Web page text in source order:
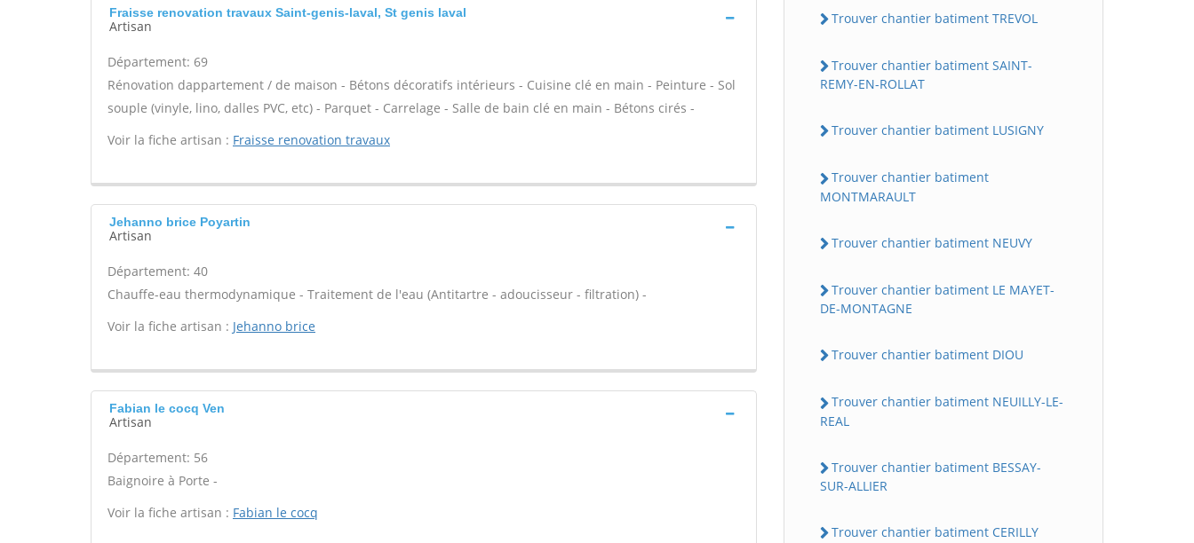
Fraisse renovation travaux Saint-genis-laval, St genis laval
Artisan
Département: 69
Rénovation dappartement / de maison - Bétons décoratifs intérieurs - Cuisine clé en main - Peinture - Sol
souple (vinyle, lino, dalles PVC, etc) - Parquet - Carrelage - Salle de bain clé en main - Bétons cirés -
Voir la fiche artisan : Fraisse renovation travaux
Jehanno brice Poyartin
Artisan
Département: 40
Chauffe-eau thermodynamique - Traitement de l'eau (Antitartre - adoucisseur - filtration) -
Voir la fiche artisan : Jehanno brice
Fabian le cocq Ven
Artisan
Département: 56
Baignoire à Porte -
Voir la fiche artisan : Fabian le cocq
Trouver chantier batiment TREVOL
Trouver chantier batiment SAINT-
REMY-EN-ROLLAT
Trouver chantier batiment LUSIGNY
Trouver chantier batiment
MONTMARAULT
Trouver chantier batiment NEUVY
Trouver chantier batiment LE MAYET-
DE-MONTAGNE
Trouver chantier batiment DIOU
Trouver chantier batiment NEUILLY-LE-
REAL
Trouver chantier batiment BESSAY-
SUR-ALLIER
Trouver chantier batiment CERILLY